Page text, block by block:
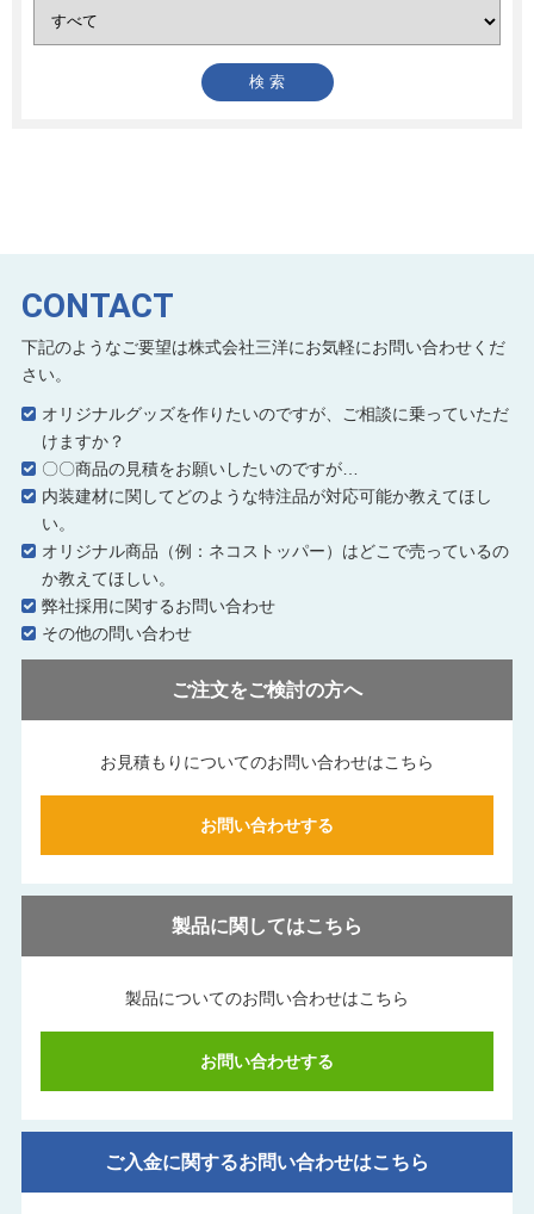
CONTACT
下記のようなご要望は株式会社三洋にお気軽にお問い合わせくだ
さい。
オリジナルグッズを作りたいのですが、ご相談に乗っていただ
けますか？
〇〇商品の見積をお願いしたいのですが…
内装建材に関してどのような特注品が対応可能か教えてほし
い。
オリジナル商品（例：ネコストッパー）はどこで売っているの
か教えてほしい。
弊社採用に関するお問い合わせ
その他の問い合わせ
ご注文をご検討の方へ
お見積もりについてのお問い合わせはこちら
お問い合わせする
製品に関してはこちら
製品についてのお問い合わせはこちら
お問い合わせする
ご入金に関するお問い合わせはこちら